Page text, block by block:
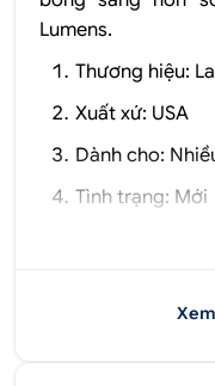
Lumens.
Thương hiệu:
Xuất xứ: USA
Dành cho:
Tình trạng: Mới